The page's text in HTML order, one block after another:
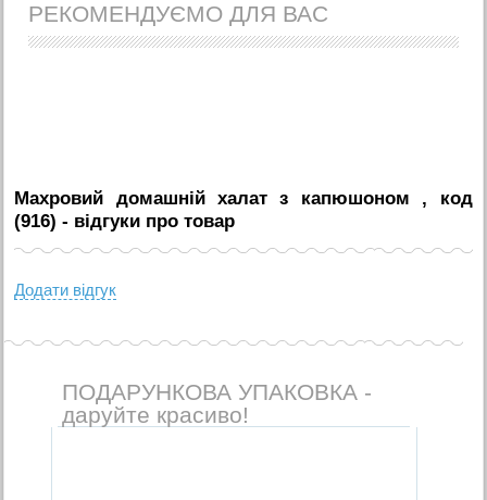
РЕКОМЕНДУЄМО ДЛЯ ВАС
Махровий домашній халат з капюшоном , код
(916) - вiдгуки про товар
Додати вiдгук
ПОДАРУНКОВА УПАКОВКА -
даруйте красиво!